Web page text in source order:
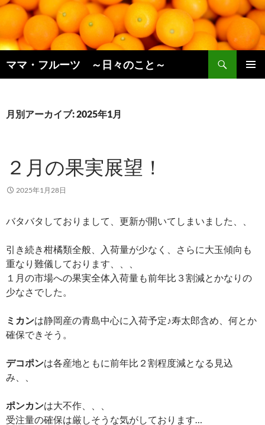
コ
テ
ン
ツ
へ
ッ
ママ・フルーツ ～日々のこと～
索
月別アーカイブ: 2025年1月
２月の果実展望！
2025年1月28日
バタバタしておりまして、更新が開いてしまいました、、
引き続き柑橘類全般、入荷量が少なく、さらに大玉傾向も
重なり難儀しております、、、
１月の市場への果実全体入荷量も前年比３割減とかなりの
少なさでした。
ミカンは静岡産の青島中心に入荷予定♪寿太郎含め、何とか
確保できそう。
デコポンは各産地ともに前年比２割程度減となる見込
み、、
ポンカンは大不作、、、
受注量の確保は厳しそうな気がしております…